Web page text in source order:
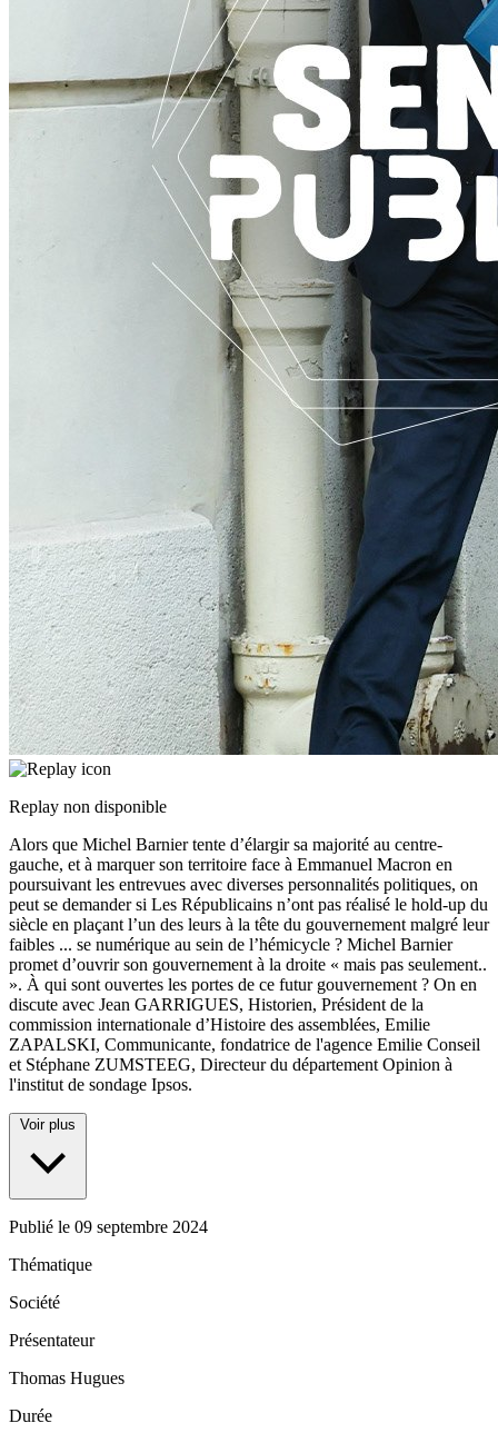
Replay non disponible
Alors que Michel Barnier tente d’élargir sa majorité au centre-
gauche, et à marquer son territoire face à Emmanuel Macron en
poursuivant les entrevues avec diverses personnalités politiques, on
peut se demander si Les Républicains n’ont pas réalisé le hold-up du
siècle en plaçant l’un des leurs à la tête du gouvernement malgré leur
faibles ... se numérique au sein de l’hémicycle ? Michel Barnier
promet d’ouvrir son gouvernement à la droite « mais pas seulement..
». À qui sont ouvertes les portes de ce futur gouvernement ? On en
discute avec Jean GARRIGUES, Historien, Président de la
commission internationale d’Histoire des assemblées, Emilie
ZAPALSKI, Communicante, fondatrice de l'agence Emilie Conseil
et Stéphane ZUMSTEEG, Directeur du département Opinion à
l'institut de sondage Ipsos.
Voir plus
Publié le 09 septembre 2024
Thématique
Société
Présentateur
Thomas Hugues
Durée